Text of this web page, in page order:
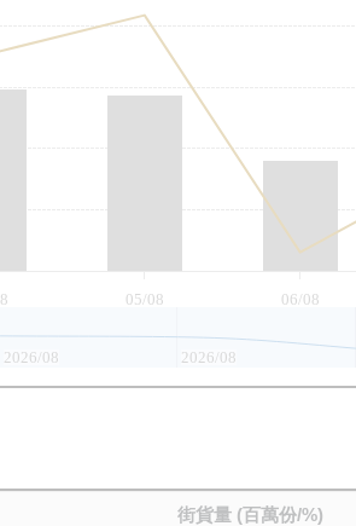
05/08 06/08
2026/08 2026/08
街貨量 (百萬份/%)